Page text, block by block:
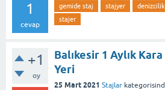
1
cevap
gemide staj stajyer
stajer
+1
oy
Balıkesir 1 Aylık Kara
Yeri
25 Mart 2021 Stajlar